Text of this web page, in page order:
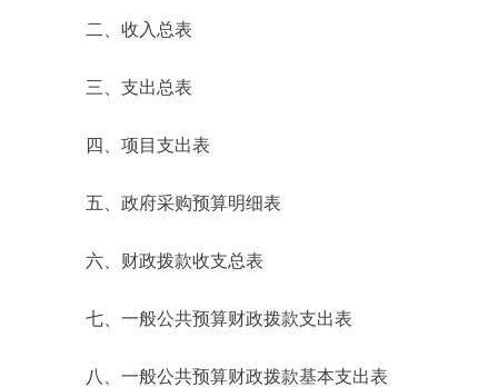
二、收入总表
三、支出总表
四、项目支出表
五、政府采购预算明细表
六、财政拨款收支总表
七、一般公共预算财政拨款支出表
八、一般公共预算财政拨款基本支出表